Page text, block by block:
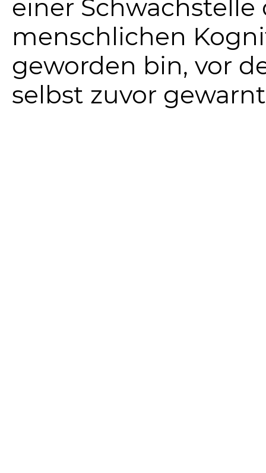
einer Schwachstelle
menschlichen
geworden bin, vor
selbst zuvor